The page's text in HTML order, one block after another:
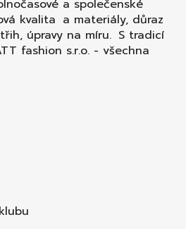
a společenské
kvalita a materiály, důraz
úpravy na míru. S tradicí
fashion s.r.o. - všechna